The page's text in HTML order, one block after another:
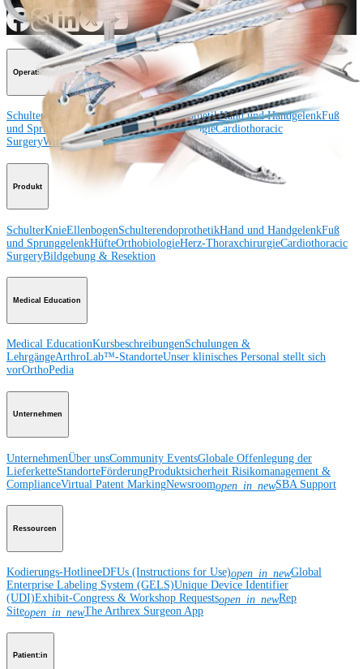
Operationsverfahren
Schulter EllenbogenSchulterendoprothetikHand und HandgelenkFuß
und SprunggelenkTraumaHüfteOrthobiologieCardiothoracic
SurgeryWirbelsäule
Produkt
SchulterKnieEllenbogenSchulterendoprothetikHand und HandgelenkFuß
und SprunggelenkHüfteOrthobiologieHerz-ThoraxchirurgieCardiothoracic
SurgeryBildgebung & Resektion
Medical Education
Medical EducationKursbeschreibungenSchulungen &
LehrgängeArthroLab™-StandorteUnser klinisches Personal stellt sich
vorOrthoPedia
Unternehmen
UnternehmenÜber unsCommunity EventsGlobale Offenlegung der
LieferketteStandorteFörderungProduktsicherheit Risikomanagement &
ComplianceVirtual Patent MarkingNewsroomopen_in_newSBA Support
Ressourcen
Kodierungs-HotlineeDFUs (Instructions for Use)open_in_newGlobal
Enterprise Labeling System (GELS)Unique Device Identifier
(UDI)Exhibit-Congress & Workshop Requestsopen_in_newRep
Siteopen_in_newThe Arthrex Surgeon App
Patient:in